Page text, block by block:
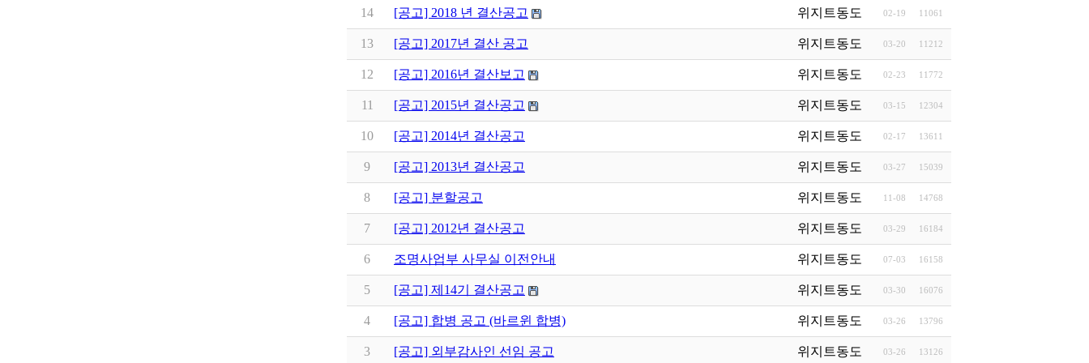
14 [공고] 2018 년 결산공고 위지트동도 02-19 11061
13 [공고] 2017년 결산 공고 위지트동도 03-20 11212
12 [공고] 2016년 결산보고 위지트동도 02-23 11772
11 [공고] 2015년 결산공고 위지트동도 03-15 12304
10 [공고] 2014년 결산공고 위지트동도 02-17 13611
9 [공고] 2013년 결산공고 위지트동도 03-27 15039
8 [공고] 분할공고 위지트동도 11-08 14768
7 [공고] 2012년 결산공고 위지트동도 03-29 16184
6 조명사업부 사무실 이전안내 위지트동도 07-03 16158
5 [공고] 제14기 결산공고 위지트동도 03-30 16076
4 [공고] 합병 공고 (바르윈 합병) 위지트동도 03-26 13796
3 [공고] 외부감사인 선임 공고 위지트동도 03-26 13126